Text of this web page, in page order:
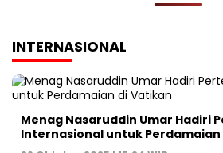
INTERNASIONAL
Menag Nasaruddin Umar Hadiri
Internasional untuk Perdamaian